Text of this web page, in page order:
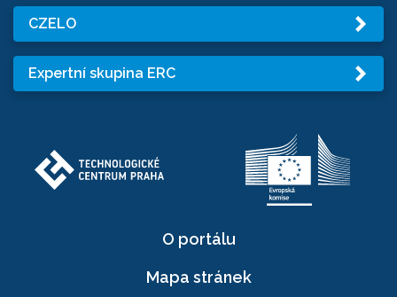
CZELO
Expertní skupina ERC
O portálu
Mapa stránek